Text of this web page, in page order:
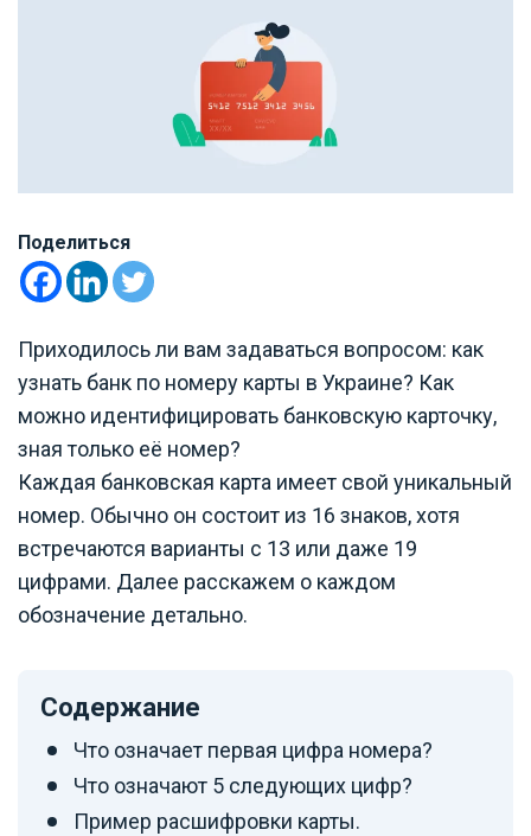
Поделиться
Приходилось ли вам задаваться вопросом: как
узнать банк по номеру карты в Украине? Как
можно идентифицировать банковскую карточку,
зная только её номер?
Каждая банковская карта имеет свой уникальный
номер. Обычно он состоит из 16 знаков, хотя
встречаются варианты с 13 или даже 19
цифрами. Далее расскажем о каждом
обозначение детально.
Содержание
Что означает первая цифра номера?
Что означают 5 следующих цифр?
Пример расшифровки карты.